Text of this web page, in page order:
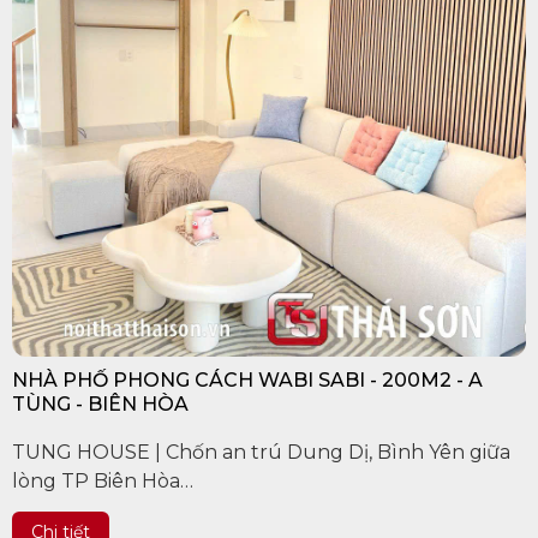
NHÀ PHỐ PHONG CÁCH WABI SABI - 200M2 - A
TÙNG - BIÊN HÒA
TUNG HOUSE | Chốn an trú Dung Dị, Bình Yên giữa
lòng TP Biên Hòa
Chi tiết